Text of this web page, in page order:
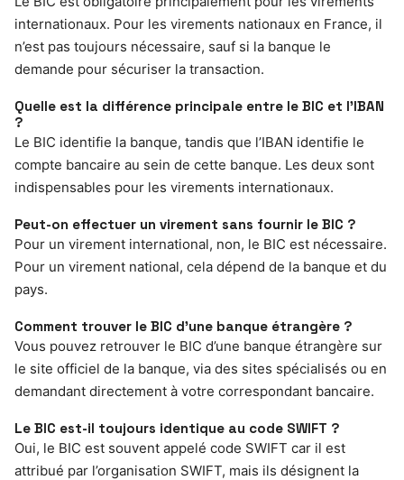
internationaux. Pour les virements nationaux en France, il
n’est pas toujours nécessaire, sauf si la banque le
demande pour sécuriser la transaction.
Quelle est la différence principale entre le BIC et l’IBAN
?
Le BIC identifie la banque, tandis que l’IBAN identifie le
compte bancaire au sein de cette banque. Les deux sont
indispensables pour les virements internationaux.
Peut-on effectuer un virement sans fournir le BIC ?
Pour un virement international, non, le BIC est nécessaire.
Pour un virement national, cela dépend de la banque et du
pays.
Comment trouver le BIC d’une banque étrangère ?
Vous pouvez retrouver le BIC d’une banque étrangère sur
le site officiel de la banque, via des sites spécialisés ou en
demandant directement à votre correspondant bancaire.
Le BIC est-il toujours identique au code SWIFT ?
Oui, le BIC est souvent appelé code SWIFT car il est
attribué par l’organisation SWIFT, mais ils désignent la